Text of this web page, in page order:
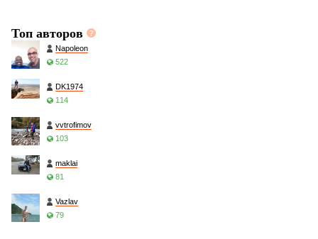
Топ авторов
Napoleon
522
DK1974
114
vvtrofimov
103
maklai
81
Vazlav
79